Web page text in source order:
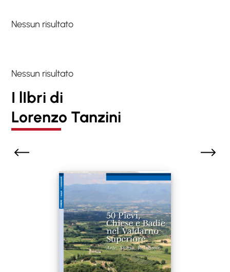
Nessun risultato
Nessun risultato
I lIbri di
Lorenzo Tanzini